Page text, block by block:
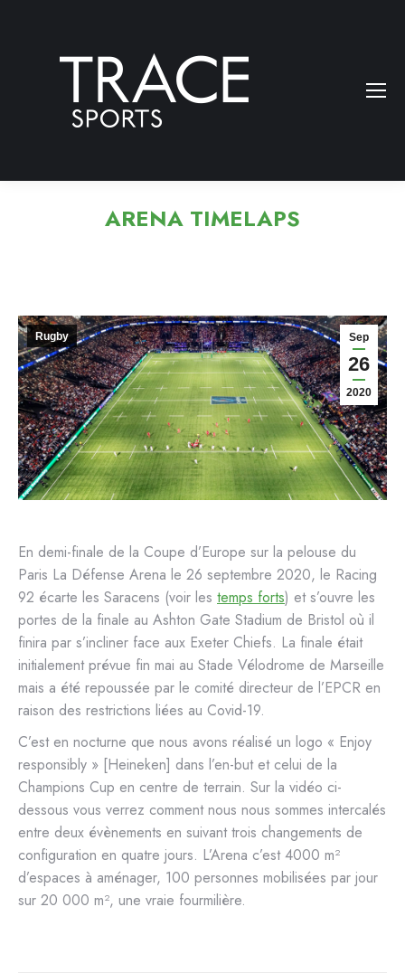
ARENA TIMELAPS
Sep
26
2020
Rugby
En demi-finale de la Coupe d’Europe sur la pelouse du
Paris La Défense Arena le 26 septembre 2020, le Racing
92 écarte les Saracens (voir les temps forts) et s’ouvre les
portes de la finale au Ashton Gate Stadium de Bristol où il
finira par s’incliner face aux Exeter Chiefs. La finale était
initialement prévue fin mai au Stade Vélodrome de Marseille
mais a été repoussée par le comité directeur de l’EPCR en
raison des restrictions liées au Covid-19.
C’est en nocturne que nous avons réalisé un logo « Enjoy
responsibly » [Heineken] dans l’en-but et celui de la
Champions Cup en centre de terrain. Sur la vidéo ci-
dessous vous verrez comment nous nous sommes intercalés
entre deux évènements en suivant trois changements de
configuration en quatre jours. L’Arena c’est 4000 m²
d’espaces à aménager, 100 personnes mobilisées par jour
sur 20 000 m², une vraie fourmilière.